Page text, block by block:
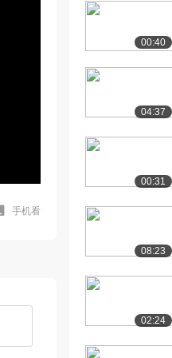
手机看
00:40
04:37
00:31
08:23
02:24